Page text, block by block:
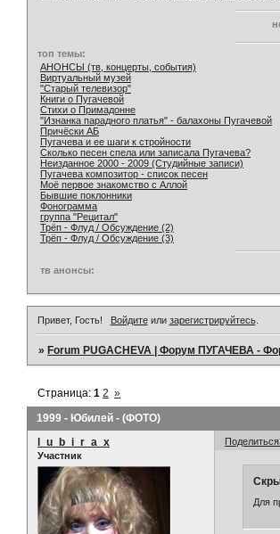
топ темы:
АНОНСЫ (тв, концерты, события)
Виртуальный музей
"Старый телевизор"
Книги о Пугачевой
Стихи о Примадонне
"Изнанка парадного платья" - балахоны Пугачевой
Причёски АБ
Пугачева и ее шаги к стройности
Сколько песен спела или записала Пугачева?
Неизданное 2000 - 2009 (Студийные записи)
Пугачева композитор - список песен
Моё первое знакомство с Аллой
Бывшие поклонники
Фонограмма
группа "Рецитал"
Трёп - Флуд / Обсуждение (2)
Трёп - Флуд / Обсуждение (3)
тв анонсы:
Привет, Гость! Войдитеили зарегистрируйтесь.
»Forum PUGACHEVA | Форум ПУГАЧЕВА -
1999 - Юбилей - (ФОТО)
Страница:1 2 »
Поделиться
l_u_b_i_r_a_x
Участник
Для